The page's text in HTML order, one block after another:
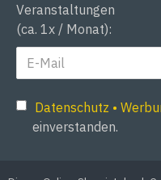
Veranstaltungen
(ca. 1x / Monat):
Datenschutz •
einverstanden.